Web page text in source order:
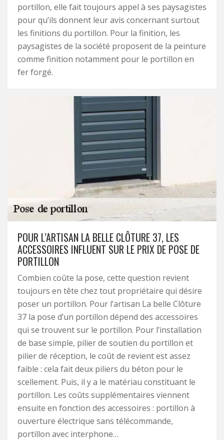
portillon, elle fait toujours appel à ses paysagistes
pour qu’ils donnent leur avis concernant surtout
les finitions du portillon. Pour la finition, les
paysagistes de la société proposent de la peinture
comme finition notamment pour le portillon en
fer forgé.
POUR L’ARTISAN LA BELLE CLÔTURE 37, LES
ACCESSOIRES INFLUENT SUR LE PRIX DE POSE DE
PORTILLON
Combien coûte la pose, cette question revient
toujours en tête chez tout propriétaire qui désire
poser un portillon. Pour l’artisan La belle Clôture
37 la pose d’un portillon dépend des accessoires
qui se trouvent sur le portillon. Pour l’installation
de base simple, pilier de soutien du portillon et
pilier de réception, le coût de revient est assez
faible : cela fait deux piliers du béton pour le
scellement. Puis, il y a le matériau constituant le
portillon. Les coûts supplémentaires viennent
ensuite en fonction des accessoires : portillon à
ouverture électrique sans télécommande,
portillon avec interphone…